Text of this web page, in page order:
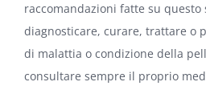
raccomandazioni fatte su questo
diagnosticare, curare, trattare o
di malattia o condizione della
consultare sempre il proprio